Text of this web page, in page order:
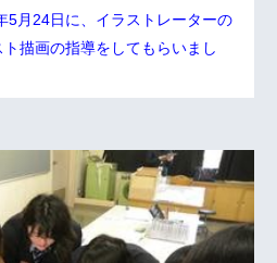
月24日に、イラストレーターの
描画の指導をしてもらいまし